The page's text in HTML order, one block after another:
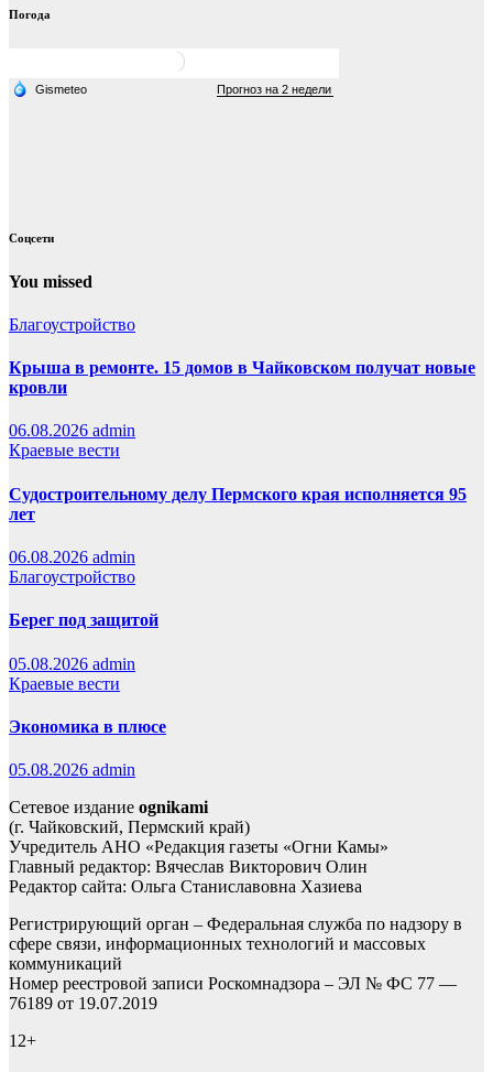
Погода
Соцсети
You missed
Благоустройство
Крыша в ремонте. 15 домов в Чайковском получат новые
кровли
06.08.2026 admin
Краевые вести
Судостроительному делу Пермского края исполняется 95
лет
06.08.2026 admin
Благоустройство
Берег под защитой
05.08.2026 admin
Краевые вести
Экономика в плюсе
05.08.2026 admin
Сетевое издание ognikami
(г. Чайковский, Пермский край)
Учредитель АНО «Редакция газеты «Огни Камы»
Главный редактор: Вячеслав Викторович Олин
Редактор сайта: Ольга Станиславовна Хазиева
Регистрирующий орган – Федеральная служба по надзору в
сфере связи, информационных технологий и массовых
коммуникаций
Номер реестровой записи Роскомнадзора – ЭЛ № ФС 77 —
76189 от 19.07.2019
12+